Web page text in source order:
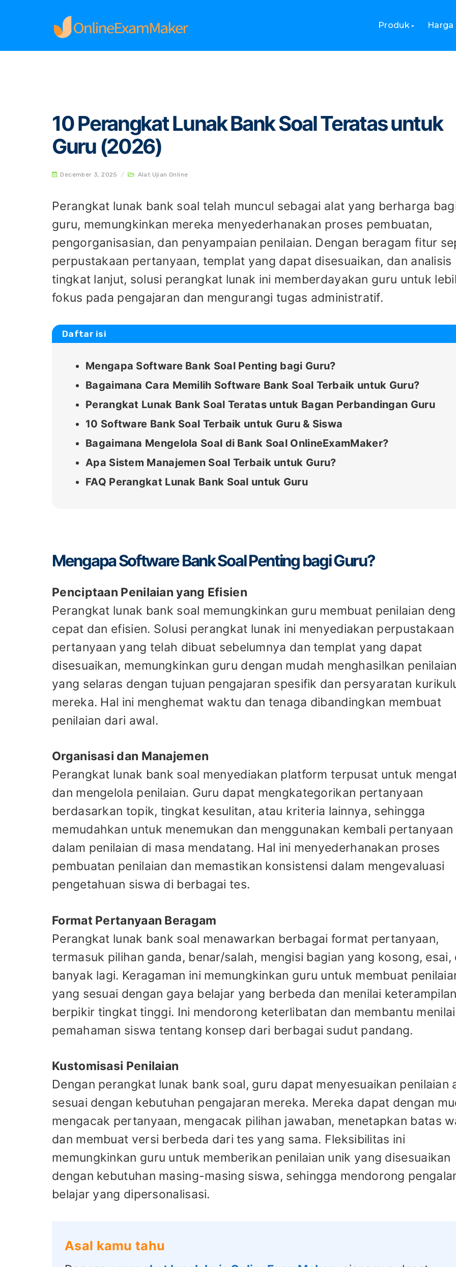
Produk Harga
Home
10 Perangkat Lunak Bank Soal Teratas untuk
Guru (2026)
December 3, 2025 / Alat Ujian Online
Perangkat lunak bank soal telah muncul sebagai alat yang berharga
guru, memungkinkan mereka menyederhanakan proses pembuatan,
pengorganisasian, dan penyampaian penilaian. Dengan beragam fitur
perpustakaan pertanyaan, templat yang dapat disesuaikan, dan analisis
tingkat lanjut, solusi perangkat lunak ini memberdayakan guru untuk
fokus pada pengajaran dan mengurangi tugas administratif.
Daftar isi
Mengapa Software Bank Soal Penting bagi Guru?
Bagaimana Cara Memilih Software Bank Soal Terbaik untuk Guru?
Perangkat Lunak Bank Soal Teratas untuk Bagan Perbandingan Guru
10 Software Bank Soal Terbaik untuk Guru & Siswa
Bagaimana Mengelola Soal di Bank Soal OnlineExamMaker?
Apa Sistem Manajemen Soal Terbaik untuk Guru?
FAQ Perangkat Lunak Bank Soal untuk Guru
Mengapa Software Bank Soal Penting bagi Guru?
Penciptaan Penilaian yang Efisien
Perangkat lunak bank soal memungkinkan guru membuat penilaian
cepat dan efisien. Solusi perangkat lunak ini menyediakan perpustakaan
pertanyaan yang telah dibuat sebelumnya dan templat yang dapat
disesuaikan, memungkinkan guru dengan mudah menghasilkan
yang selaras dengan tujuan pengajaran spesifik dan persyaratan
mereka. Hal ini menghemat waktu dan tenaga dibandingkan membuat
penilaian dari awal.
Organisasi dan Manajemen
Perangkat lunak bank soal menyediakan platform terpusat untuk
dan mengelola penilaian. Guru dapat mengkategorikan pertanyaan
berdasarkan topik, tingkat kesulitan, atau kriteria lainnya, sehingga
memudahkan untuk menemukan dan menggunakan kembali pertanyaan
dalam penilaian di masa mendatang. Hal ini menyederhanakan proses
pembuatan penilaian dan memastikan konsistensi dalam mengevaluasi
pengetahuan siswa di berbagai tes.
Format Pertanyaan Beragam
Perangkat lunak bank soal menawarkan berbagai format pertanyaan,
termasuk pilihan ganda, benar/salah, mengisi bagian yang kosong, esai,
banyak lagi. Keragaman ini memungkinkan guru untuk membuat
yang sesuai dengan gaya belajar yang berbeda dan menilai
berpikir tingkat tinggi. Ini mendorong keterlibatan dan membantu menilai
pemahaman siswa tentang konsep dari berbagai sudut pandang.
Kustomisasi Penilaian
Dengan perangkat lunak bank soal, guru dapat menyesuaikan penilaian
sesuai dengan kebutuhan pengajaran mereka. Mereka dapat dengan
mengacak pertanyaan, mengacak pilihan jawaban, menetapkan batas
dan membuat versi berbeda dari tes yang sama. Fleksibilitas ini
memungkinkan guru untuk memberikan penilaian unik yang disesuaikan
dengan kebutuhan masing-masing siswa, sehingga mendorong
belajar yang dipersonalisasi.
Asal kamu tahu